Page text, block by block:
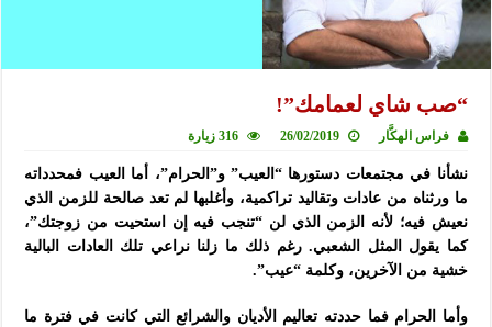
“صب شاي لعمامك”!
فراس الهكَّار 26/02/2019 316 زيارة
نشأنا في مجتمعات دستورها “العيب” و”الحرام”، أما العيب فمحدداته
ما ورثناه من عادات وتقاليد تراكمية، وأغلبها لم تعد صالحة للزمن الذي
نعيش فيه؛ لأنه الزمن الذي لن “تنجب فيه إن استحيت من زوجتك”،
كما يقول المثل الشعبي. رغم ذلك ما زلنا نراعي تلك العادات البالية
خشية من الآخرين، وكلمة “عيب”.
وأما الحرام فما حددته تعاليم الأديان والشرائع التي كانت في فترة ما